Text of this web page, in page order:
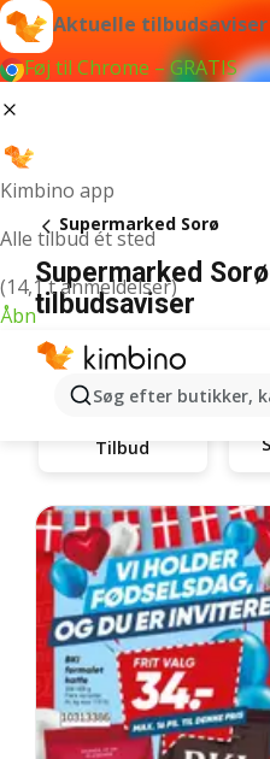
Aktuelle
Føj til Chrome – GRATIS
Kimbino app
Alle tilbud ét sted
(14,1 t anmeldelser)
Åbn
Søg efter butikker,
Supermarked Sorø
Supermarked
tilbudsaviser
Tilbud